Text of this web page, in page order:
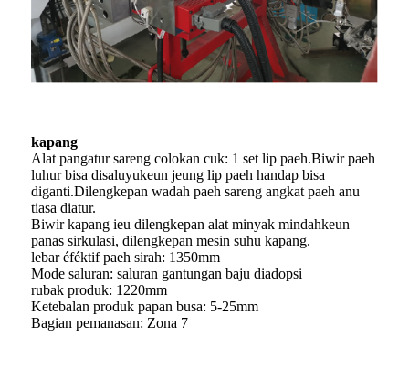
kapang
Alat pangatur sareng colokan cuk: 1 set lip paeh.Biwir paeh
luhur bisa disaluyukeun jeung lip paeh handap bisa
diganti.Dilengkepan wadah paeh sareng angkat paeh anu
tiasa diatur.
Biwir kapang ieu dilengkepan alat minyak mindahkeun
panas sirkulasi, dilengkepan mesin suhu kapang.
lebar éféktif paeh sirah: 1350mm
Mode saluran: saluran gantungan baju diadopsi
rubak produk: 1220mm
Ketebalan produk papan busa: 5-25mm
Bagian pemanasan: Zona 7